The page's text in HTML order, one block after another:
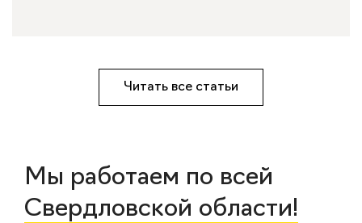
Читать все статьи
Мы работаем по всей
Свердловской области!